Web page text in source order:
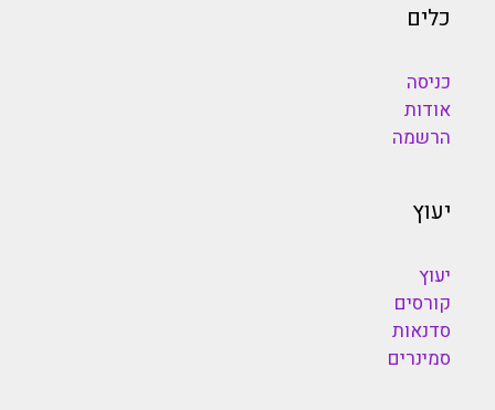
כלים
כניסה
אודות
הרשמה
יעוץ
יעוץ
קורסים
סדנאות
סמינרים